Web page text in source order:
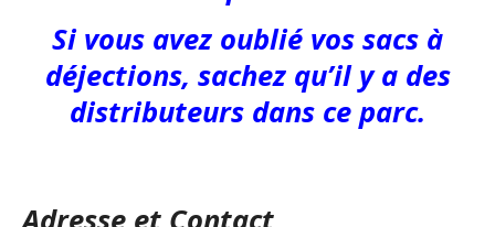
Si vous avez oublié vos sacs à
déjections, sachez qu’il y a des
distributeurs dans ce parc.